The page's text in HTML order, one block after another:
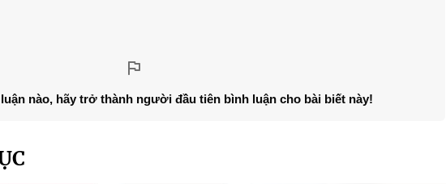
nào, hãy trở thành người đầu tiên bình luận cho bài biết này!